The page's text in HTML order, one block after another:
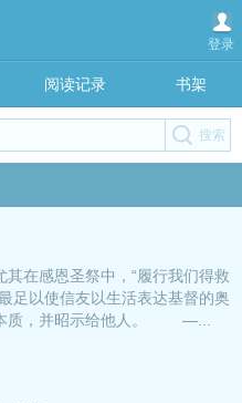
登录
阅读记录 书架
其在感恩圣祭中，“履行我们得救
足以使信友以生活表达基督的奥
质，并昭示给他人。 —...